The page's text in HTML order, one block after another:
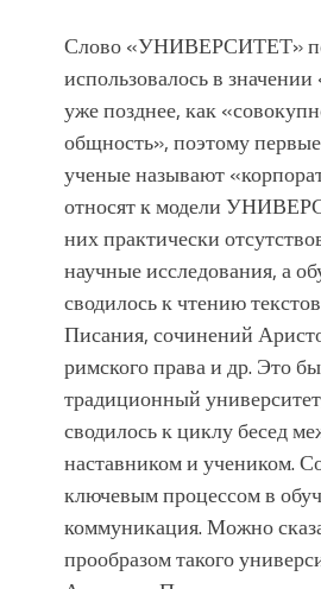
Слово «УНИВЕРСИТЕТ»
использовалось в
уже позднее, как
общность», поэтому
ученые называют
относят к модели
них практически
научные исследования, а
сводилось к чтению
Писания, сочинений
римского права и др. Это
традиционный
сводилось к циклу бесед
наставником и учеником.
ключевым процессом в
коммуникация. Можно
прообразом такого